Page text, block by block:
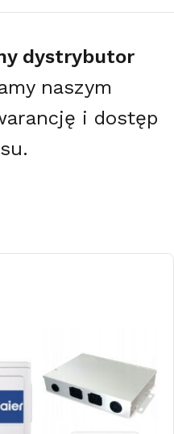
dystrybutor
naszym
i dostęp